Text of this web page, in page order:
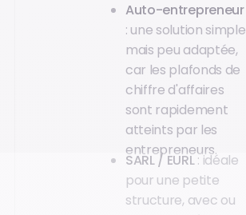
Auto-entrepreneur
: une solution simple
mais peu adaptée,
car les plafonds de
chiffre d'affaires
sont rapidement
atteints par les
entrepreneurs.
SARL / EURL: idéale
pour une petite
structure, avec ou